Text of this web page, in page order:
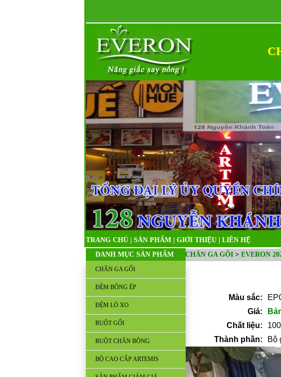
TRANG CHỦ SẢN PHẨM GIỚI THIỆU
LIÊN HỆ
DANH MỤC SẢN PHẨM
CHĂN GA GỐI
ĐỆM BÔNG ÉP
ĐỆM LÒ XO
RUỘT GỐI
RUỘT CHĂN BÔNG
BỘ CAO CẤP ARTEMIS
CHĂN GA GỐI > EVERON
Màu sắc:
Giá:
Chất liệu:
Thành phần:
Bộ